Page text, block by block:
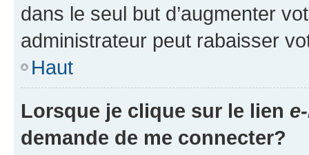
dans le seul but d’augmenter
administrateur peut rabaisser
Haut
Lorsque je clique sur le lien
demande de me connecter?